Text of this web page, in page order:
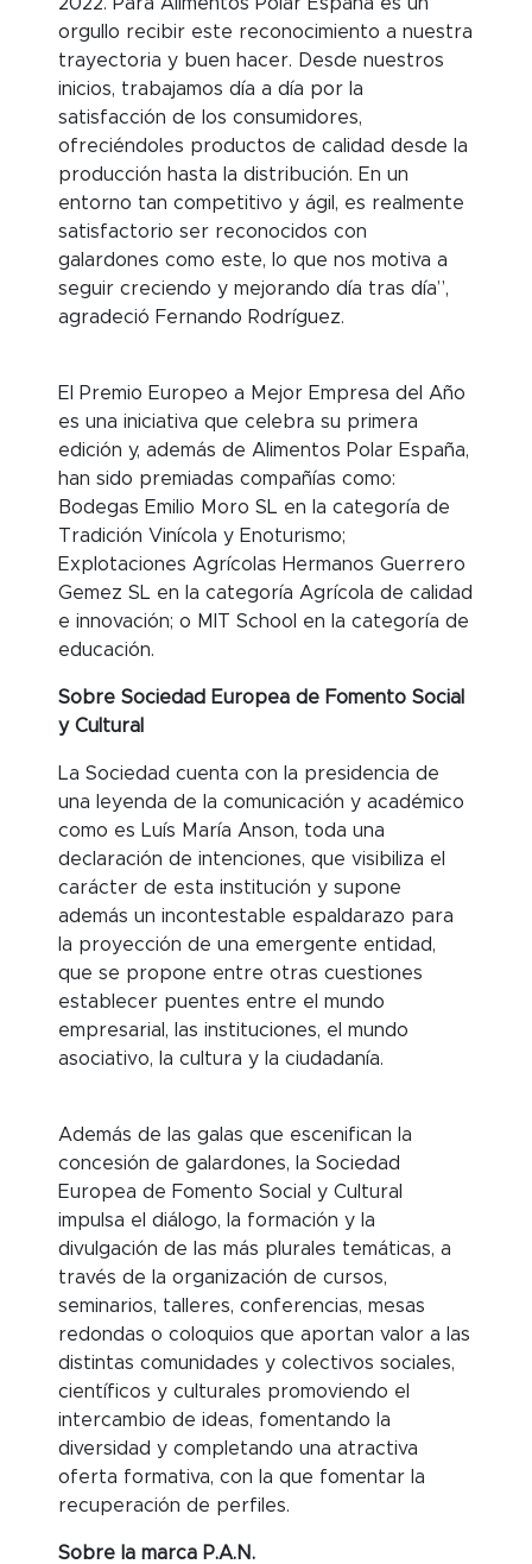
orgullo recibir este reconocimiento a nuestra
trayectoria y buen hacer. Desde nuestros
inicios, trabajamos día a día por la
satisfacción de los consumidores,
ofreciéndoles productos de calidad desde la
producción hasta la distribución. En un
entorno tan competitivo y ágil, es realmente
satisfactorio ser reconocidos con
galardones como este, lo que nos motiva a
seguir creciendo y mejorando día tras día”,
agradeció Fernando Rodríguez.
El Premio Europeo a Mejor Empresa del Año
es una iniciativa que celebra su primera
edición y, además de Alimentos Polar España,
han sido premiadas compañías como:
Bodegas Emilio Moro SL en la categoría de
Tradición Vinícola y Enoturismo;
Explotaciones Agrícolas Hermanos Guerrero
Gemez SL en la categoría Agrícola de calidad
e innovación; o MIT School en la categoría de
educación.
Sobre Sociedad Europea de Fomento Social
y Cultural
La Sociedad cuenta con la presidencia de
una leyenda de la comunicación y académico
como es Luís María Anson, toda una
declaración de intenciones, que visibiliza el
carácter de esta institución y supone
además un incontestable espaldarazo para
la proyección de una emergente entidad,
que se propone entre otras cuestiones
establecer puentes entre el mundo
empresarial, las instituciones, el mundo
asociativo, la cultura y la ciudadanía.
Además de las galas que escenifican la
concesión de galardones, la Sociedad
Europea de Fomento Social y Cultural
impulsa el diálogo, la formación y la
divulgación de las más plurales temáticas, a
través de la organización de cursos,
seminarios, talleres, conferencias, mesas
redondas o coloquios que aportan valor a las
distintas comunidades y colectivos sociales,
científicos y culturales promoviendo el
intercambio de ideas, fomentando la
diversidad y completando una atractiva
oferta formativa, con la que fomentar la
recuperación de perfiles.
Sobre la marca P.A.N.